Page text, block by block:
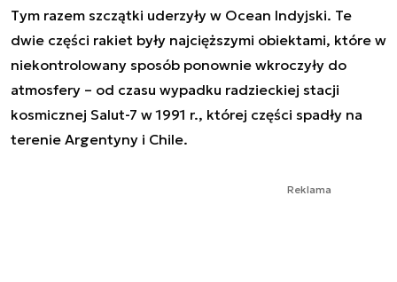
Tym razem szczątki uderzyły w Ocean Indyjski. Te
dwie części rakiet były najcięższymi obiektami, które w
niekontrolowany sposób ponownie wkroczyły do
atmosfery – od czasu wypadku radzieckiej stacji
kosmicznej Salut-7 w 1991 r., której części spadły na
terenie Argentyny i Chile.
Reklama